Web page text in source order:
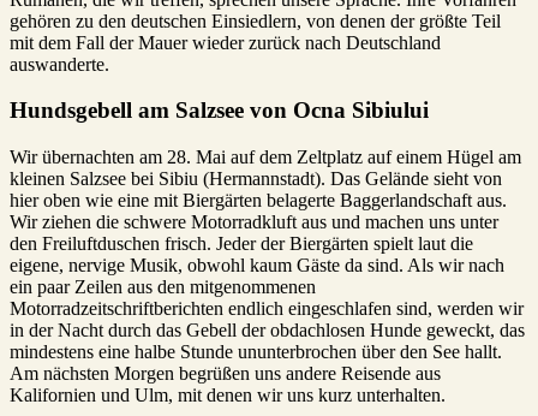
gehören zu den deutschen Einsiedlern, von denen der größte Teil
mit dem Fall der Mauer wieder zurück nach Deutschland
auswanderte.
Hundsgebell am Salzsee von Ocna Sibiului
Wir übernachten am 28. Mai auf dem Zeltplatz auf einem Hügel am
kleinen Salzsee bei Sibiu (Hermannstadt). Das Gelände sieht von
hier oben wie eine mit Biergärten belagerte Baggerlandschaft aus.
Wir ziehen die schwere Motorradkluft aus und machen uns unter
den Freiluftduschen frisch. Jeder der Biergärten spielt laut die
eigene, nervige Musik, obwohl kaum Gäste da sind. Als wir nach
ein paar Zeilen aus den mitgenommenen
Motorradzeitschriftberichten endlich eingeschlafen sind, werden wir
in der Nacht durch das Gebell der obdachlosen Hunde geweckt, das
mindestens eine halbe Stunde ununterbrochen über den See hallt.
Am nächsten Morgen begrüßen uns andere Reisende aus
Kalifornien und Ulm, mit denen wir uns kurz unterhalten.